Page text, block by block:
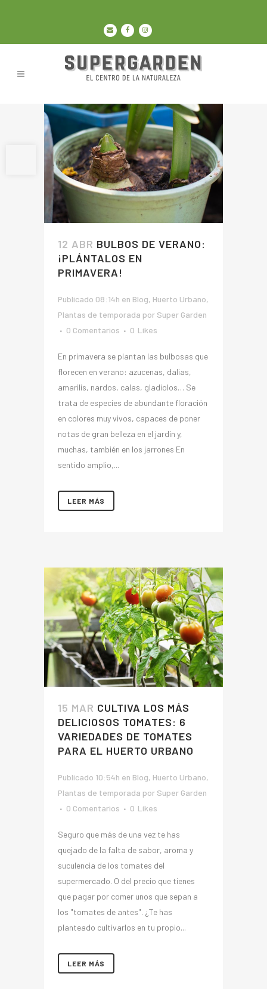
Abrir barra de herramientas
12 ABR BULBOS DE VERANO:
¡PLÁNTALOS EN
PRIMAVERA!
Publicado 08:14h en Blog, Huerto Urbano,
Plantas de temporada por Super Garden
0 Comentarios
0 Likes
En primavera se plantan las bulbosas que
florecen en verano: azucenas, dalias,
amarilis, nardos, calas, gladiolos… Se
trata de especies de abundante floración
en colores muy vivos, capaces de poner
notas de gran belleza en el jardín y,
muchas, también en los jarrones En
sentido amplio,...
LEER MÁS
15 MAR CULTIVA LOS MÁS
DELICIOSOS TOMATES: 6
VARIEDADES DE TOMATES
PARA EL HUERTO URBANO
Publicado 10:54h en Blog, Huerto Urbano,
Plantas de temporada por Super Garden
0 Comentarios
0 Likes
Seguro que más de una vez te has
quejado de la falta de sabor, aroma y
suculencia de los tomates del
supermercado. O del precio que tienes
que pagar por comer unos que sepan a
los "tomates de antes". ¿Te has
planteado cultivarlos en tu propio...
LEER MÁS